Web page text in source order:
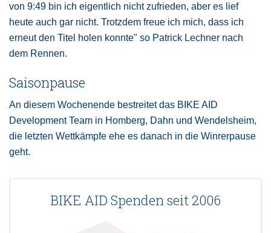
von 9:49 bin ich eigentlich nicht zufrieden, aber es lief
heute auch gar nicht. Trotzdem freue ich mich, dass ich
erneut den Titel holen konnte" so Patrick Lechner nach
dem Rennen.
Saisonpause
An diesem Wochenende bestreitet das BIKE AID
Development Team in Homberg, Dahn und Wendelsheim,
die letzten Wettkämpfe ehe es danach in die Winrerpause
geht.
BIKE AID Spenden seit 2006